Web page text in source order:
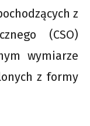
z
(CSO)
wymiarze
z formy